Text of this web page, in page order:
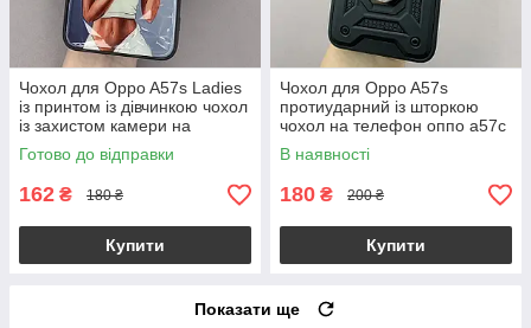
Чохол для Oppo A57s Ladies
із принтом із дівчинкою чохол
із захистом камери на
телефон оппо а57с сірий
Готово до відправки
162 ₴ 180 ₴
Купити
Чохол для Oppo A57s
протиударний із шторкою
чохол на телефон оппо а57с
чорний crt
В наявності
180 ₴ 200 ₴
Купити
Показати ще